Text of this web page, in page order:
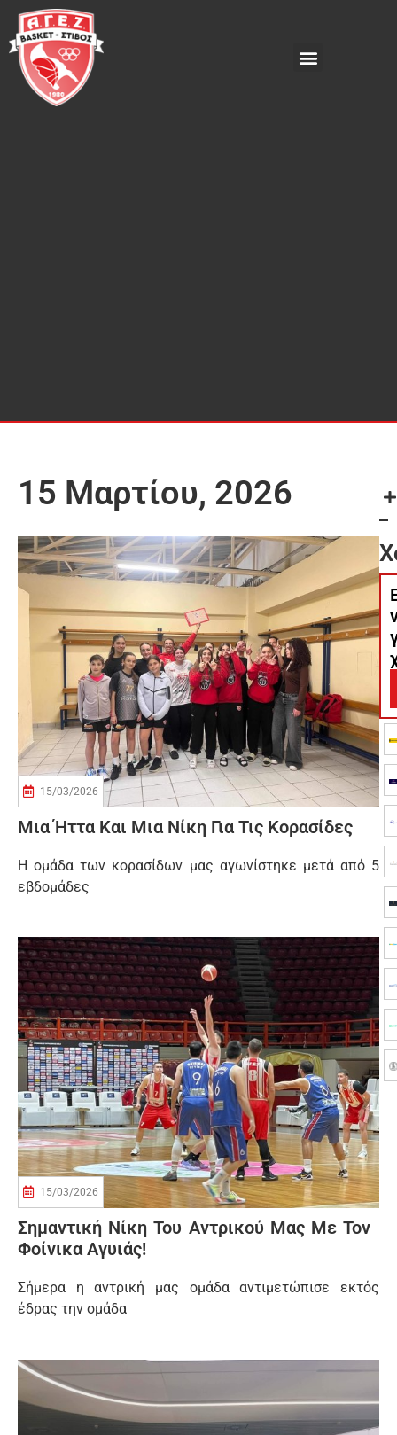
15 Μαρτίου, 2026
15/03/2026
Μια Ήττα Και Μια Νίκη Για Τις Κορασίδες
Η ομάδα των κορασίδων μας αγωνίστηκε μετά από 5
εβδομάδες
15/03/2026
Σημαντική Νίκη Του Αντρικού Μας Με Τον
Φοίνικα Αγυιάς!
Σήμερα η αντρική μας ομάδα αντιμετώπισε εκτός
έδρας την ομάδα